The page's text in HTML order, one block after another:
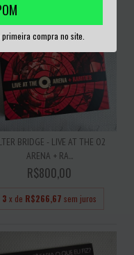
compra no site.
BRIDGE - LIVE AT THE O2
ARENA + RA...
R$800,00
3 x de R$266,67 sem juros